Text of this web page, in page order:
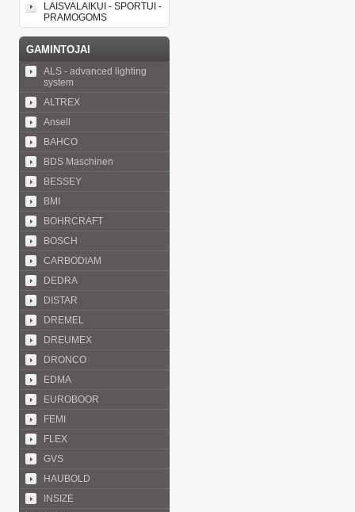
LAISVALAIKUI - SPORTUI -
PRAMOGOMS
GAMINTOJAI
ALS - advanced lighting
system
ALTREX
Ansell
BAHCO
BDS Maschinen
BESSEY
BMI
BOHRCRAFT
BOSCH
CARBODIAM
DEDRA
DISTAR
DREMEL
DREUMEX
DRONCO
EDMA
EUROBOOR
FEMI
FLEX
GVS
HAUBOLD
INSIZE